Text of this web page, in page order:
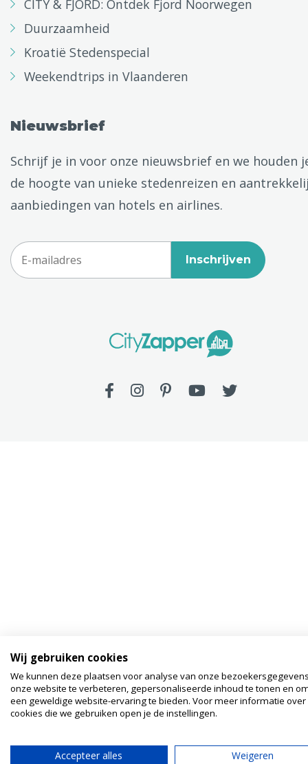
CITY & FJORD: Ontdek Fjord Noorwegen
Duurzaamheid
Kroatië Stedenspecial
Weekendtrips in Vlaanderen
Nieuwsbrief
Schrijf je in voor onze nieuwsbrief en we houden
de hoogte van unieke stedenreizen en
aanbiedingen van hotels en airlines.
Inschrijven
Wij gebruiken cookies
We kunnen deze plaatsen voor analyse van onze
onze website te verbeteren, gepersonaliseerde inhoud te tonen en
een geweldige website-ervaring te bieden. Voor meer informatie over
cookies die we gebruiken open je de instellingen.
Accepteer alles Weigeren